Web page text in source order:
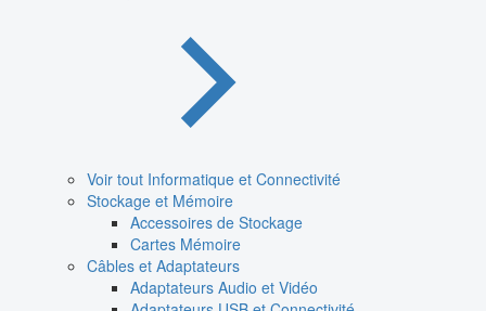
Voir tout Informatique et Connectivité
Stockage et Mémoire
Accessoires de Stockage
Cartes Mémoire
Câbles et Adaptateurs
Adaptateurs Audio et Vidéo